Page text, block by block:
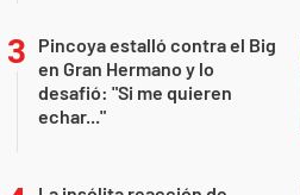
Pincoya estalló contra el Big
en Gran Hermano y lo
desafió: "Si me quieren
echar..."